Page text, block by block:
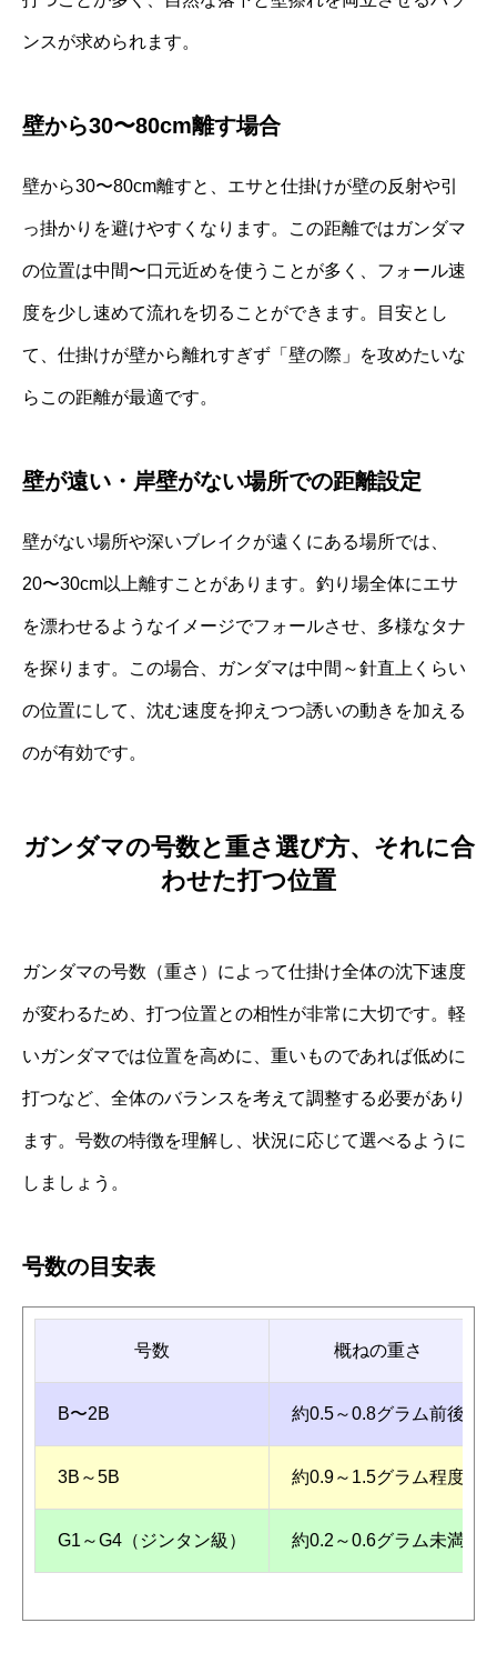
ンスが求められます。
壁から30〜80cm離す場合
壁から30〜80cm離すと、エサと仕掛けが壁の反射や引
っ掛かりを避けやすくなります。この距離ではガンダマ
の位置は中間〜口元近めを使うことが多く、フォール速
度を少し速めて流れを切ることができます。目安とし
て、仕掛けが壁から離れすぎず「壁の際」を攻めたいな
らこの距離が最適です。
壁が遠い・岸壁がない場所での距離設定
壁がない場所や深いブレイクが遠くにある場所では、
20〜30cm以上離すことがあります。釣り場全体にエサ
を漂わせるようなイメージでフォールさせ、多様なタナ
を探ります。この場合、ガンダマは中間～針直上くらい
の位置にして、沈む速度を抑えつつ誘いの動きを加える
のが有効です。
ガンダマの号数と重さ選び方、それに合
わせた打つ位置
ガンダマの号数（重さ）によって仕掛け全体の沈下速度
が変わるため、打つ位置との相性が非常に大切です。軽
いガンダマでは位置を高めに、重いものであれば低めに
打つなど、全体のバランスを考えて調整する必要があり
ます。号数の特徴を理解し、状況に応じて選べるように
しましょう。
号数の目安表
号数 概ねの重さ
B〜2B 約0.5～0.8グラム前後
3B～5B 約0.9～1.5グラム程度
G1～G4（ジンタン級） 約0.2～0.6グラム未満